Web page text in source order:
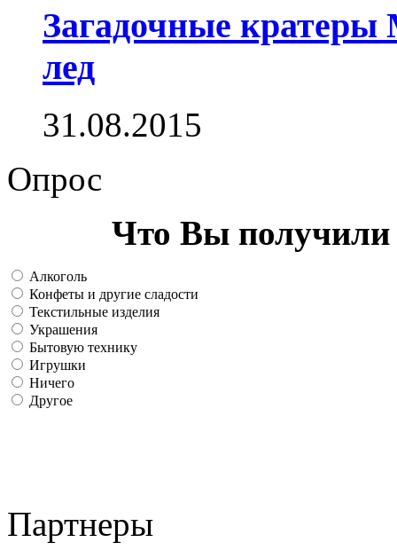
Загадочные
лед
31.08.2015
Опрос
Что Вы получили
Алкоголь
Конфеты и другие сладости
Текстильные изделия
Украшения
Бытовую технику
Игрушки
Ничего
Другое
Партнеры